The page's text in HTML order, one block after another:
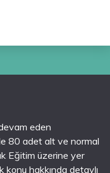
eden
80 adet alt ve normal
Eğitim üzerine yer
hakkında detaylı